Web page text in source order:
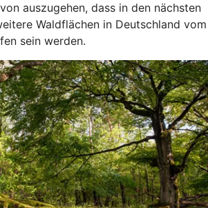
auszugehen, dass in den nächsten
Waldflächen in Deutschland vom
sein werden.